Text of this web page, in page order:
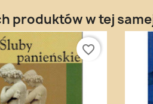
produktów w tej
favorite_border